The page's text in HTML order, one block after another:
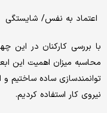
اعتماد به نفس/ شایستگی
محاسبه میزان اهمیت این
توانمندسازی ساده
نیروی کار استفاده کردیم.